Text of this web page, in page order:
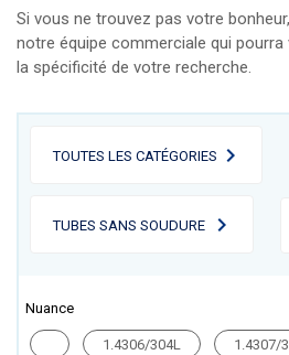
Si vous ne trouvez pas votre
notre équipe commerciale qui
la spécificité de votre recherche.
TOUTES LES CATÉGORIES
TUBES SANS SOUDURE
Nuance
1.4306/304L 1.4307/